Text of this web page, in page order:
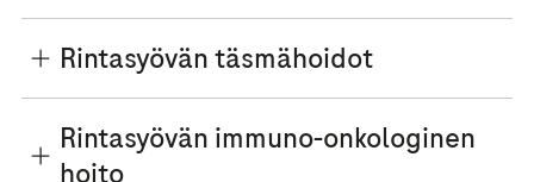
Rintasyövän täsmähoidot
Rintasyövän immuno-onkologinen
hoito